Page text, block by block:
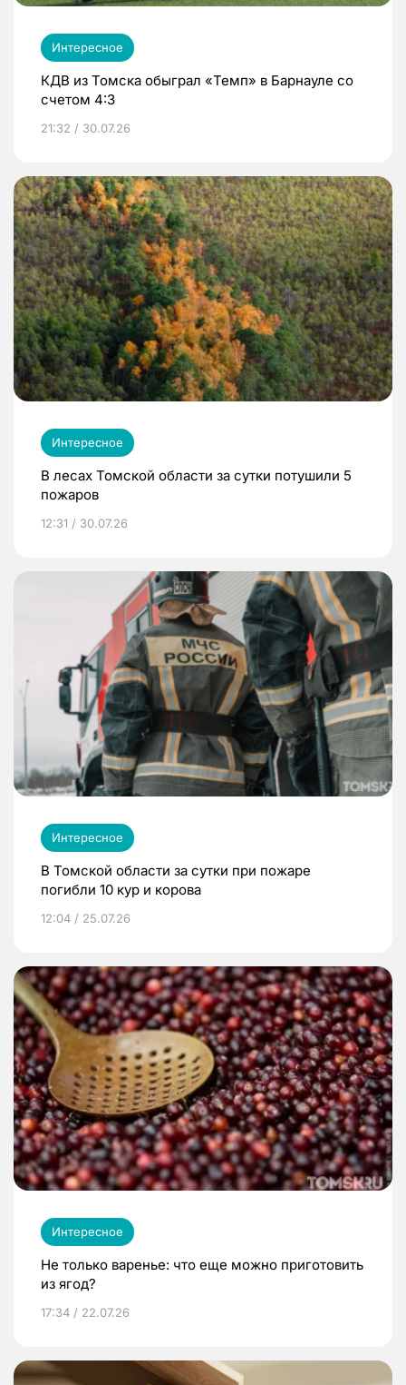
Интересное
КДВ из Томска обыграл «Темп» в Барнауле со
счетом 4:3
21:32 / 30.07.26
Интересное
В лесах Томской области за сутки потушили 5
пожаров
12:31 / 30.07.26
Интересное
В Томской области за сутки при пожаре
погибли 10 кур и корова
12:04 / 25.07.26
Интересное
Не только варенье: что еще можно приготовить
из ягод?
17:34 / 22.07.26